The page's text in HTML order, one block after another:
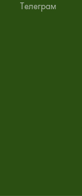
Телеграм